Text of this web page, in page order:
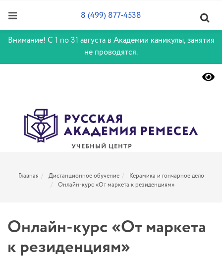
Внимание! С 1 по 31 августа в Академии каникулы, занятия
не проводятся.
УЧЕБНЫЙ ЦЕНТР
8 (499) 877-4538
Главная Дистанционное обучение
Керамика и гончарное дело
Онлайн-курс «От маркета к резиденциям»
Онлайн-курс «От маркета
к резиденциям»